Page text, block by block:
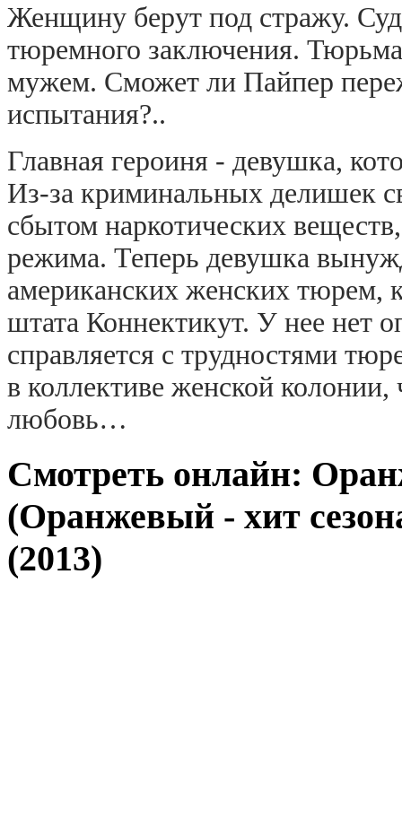
Женщину берут под стражу.
тюремного заключения.
мужем. Сможет ли Пайпер
испытания?..
Главная героиня - девушка,
Из-за криминальных делишек
сбытом наркотических
режима. Теперь девушка
американских женских тюрем,
штата Коннектикут. У нее нет
справляется с трудностями
в коллективе женской
любовь…
Смотреть онлайн:
(Оранжевый - хит
(2013)